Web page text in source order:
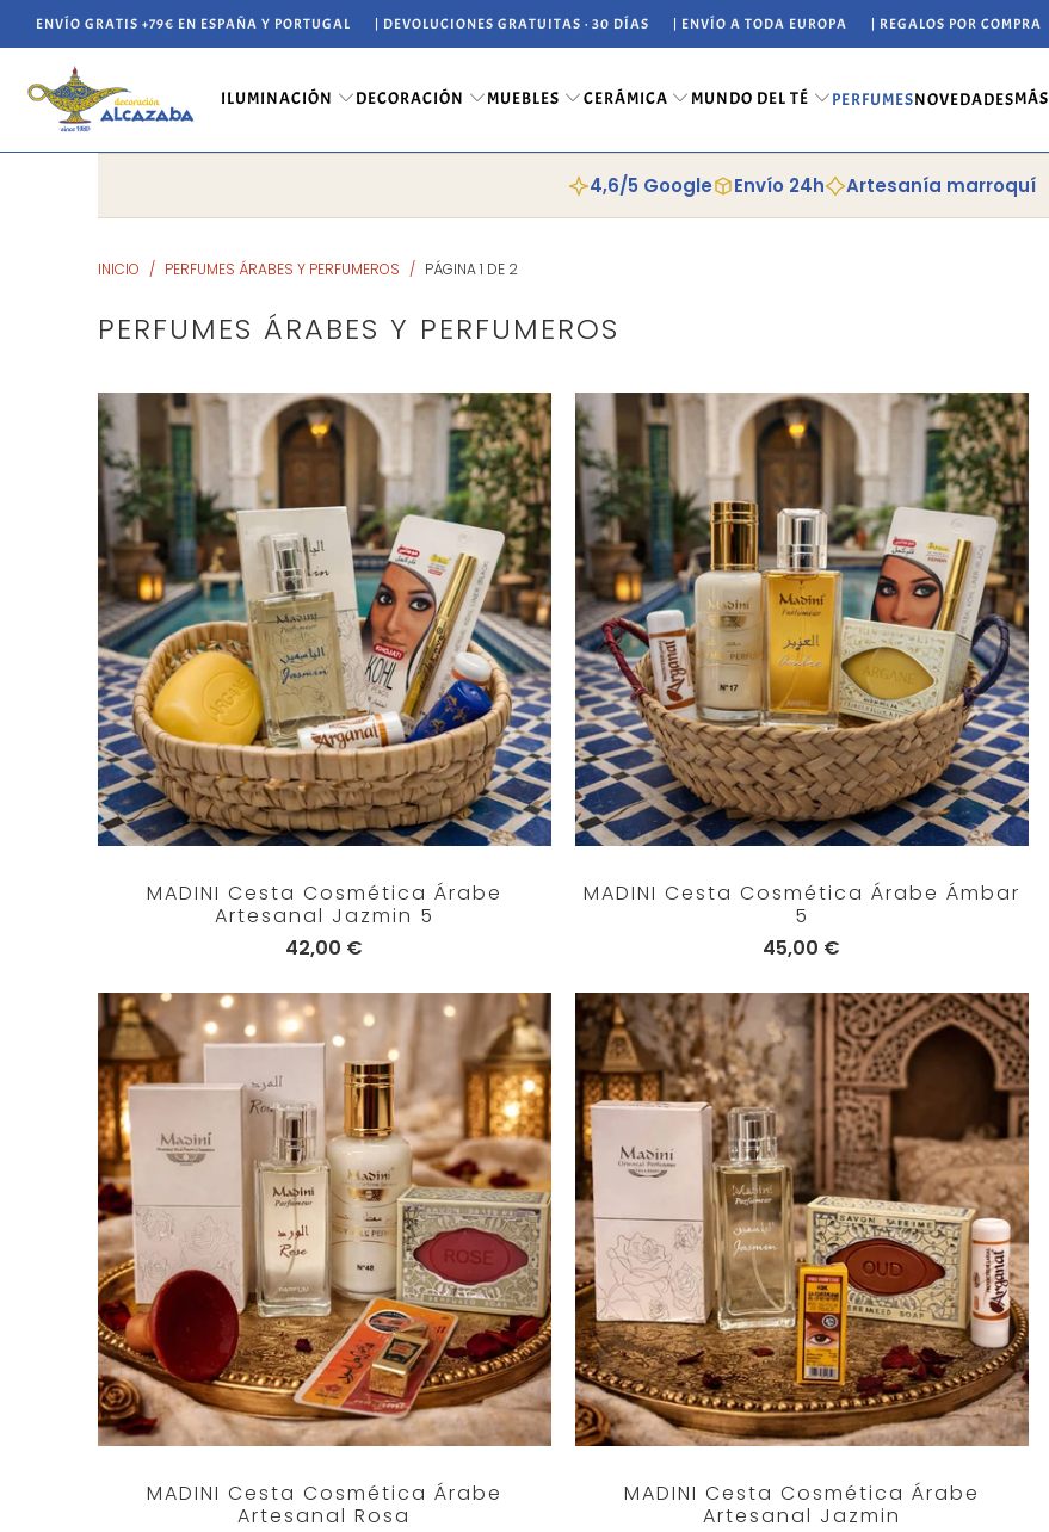
ENVÍO GRATIS +79€ EN ESPAÑA Y PORTUGAL | DEVOLUCIONES GRATUITAS · 30 DÍAS | ENVÍO A TODA EUROPA | REGALOS POR COMPRA
ILUMINACIÓN DECORACIÓN MUEBLES CERÁMICA MUNDO DEL TÉ PERFUMESNOVEDADESMÁS
4,6/5 Google Envío 24h Artesanía marroquí
INICIO / PERFUMES ÁRABES Y PERFUMEROS / PÁGINA 1 DE 2
PERFUMES ÁRABES Y PERFUMEROS
MADINI Cesta Cosmética Árabe
Artesanal Jazmin 5
42,00 €
MADINI Cesta Cosmética Árabe Ámbar
5
45,00 €
MADINI Cesta Cosmética Árabe
Artesanal Rosa
MADINI Cesta Cosmética Árabe
Artesanal Jazmin